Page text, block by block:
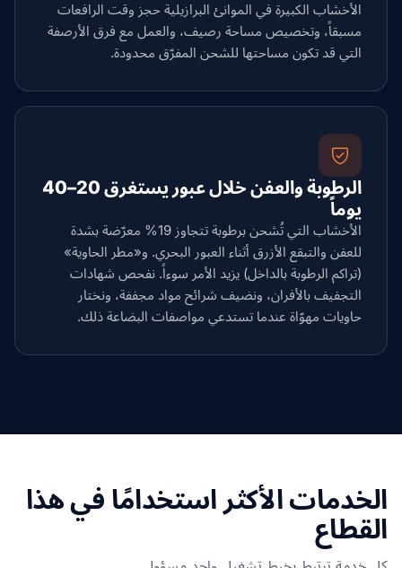
الأخشاب الكبيرة في الموانئ البرازيلية حجز وقت الرافعات
مسبقاً، وتخصيص مساحة رصيف، والعمل مع فرق الأرصفة
التي قد تكون مساحتها للشحن المفرّق محدودة.
الرطوبة والعفن خلال عبور يستغرق 20–40
يوماً
الأخشاب التي تُشحن برطوبة تتجاوز 19% معرّضة بشدة
للعفن والتبقع الأزرق أثناء العبور البحري. و«مطر الحاوية»
(تراكم الرطوبة بالداخل) يزيد الأمر سوءاً. نفحص شهادات
التجفيف بالأفران، ونضيف شرائح مواد مجففة، ونختار
حاويات مهوّاة عندما تستدعي مواصفات البضاعة ذلك.
الخدمات الأكثر استخدامًا في هذا
القطاع